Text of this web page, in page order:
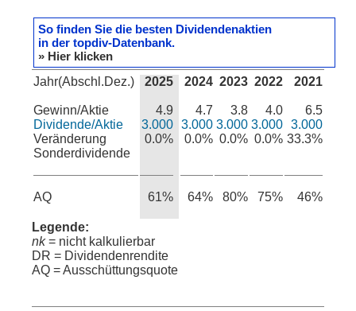
So finden Sie die besten Dividendenaktien
in der topdiv-Datenbank.
» Hier klicken
Jahr(Abschl.Dez.)
Gewinn/Aktie
Dividende/Aktie
Veränderung
Sonderdividende
AQ
2025
4.9
3.000
0.0%
61%
2024
4.7
3.000
0.0%
64%
2023
3.8
3.000
0.0%
80%
2022
4.0
3.000
0.0%
75%
2021
6.5
3.000
33.3%
46%
Legende:
nk= nicht kalkulierbar
DR = Dividendenrendite
AQ = Ausschüttungsquote